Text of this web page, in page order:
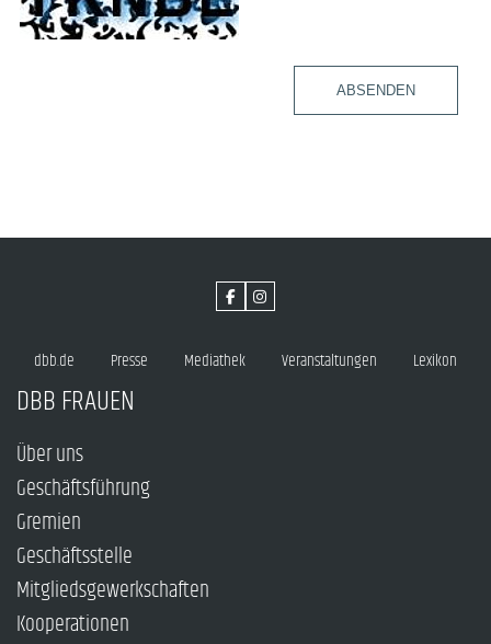
ABSENDEN
dbb.de Presse Mediathek Veranstaltungen Lexikon
DBB FRAUEN
Über uns
Geschäftsführung
Gremien
Geschäftsstelle
Mitgliedsgewerkschaften
Kooperationen